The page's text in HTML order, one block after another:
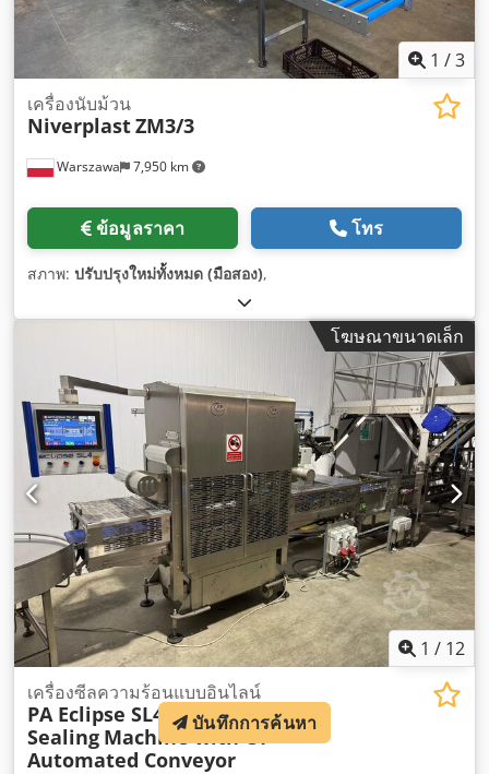
1 /3
Warszawa 7,950 km
เครื่องนับม้วน
NiverplastZM3/3
ข้อมูลราคา โทร
สภาพ: ปรับปรุงใหม่ทั้งหมด (มือสอง),
โฆษณาขนาดเล็ก
1 / 12
เครื่องซีลความร้อนแบบอินไลน์
PA Eclipse SL4 Inline Heat-
Sealing Machine with C1
Automated Conveyor
บันทึกการค้นหา